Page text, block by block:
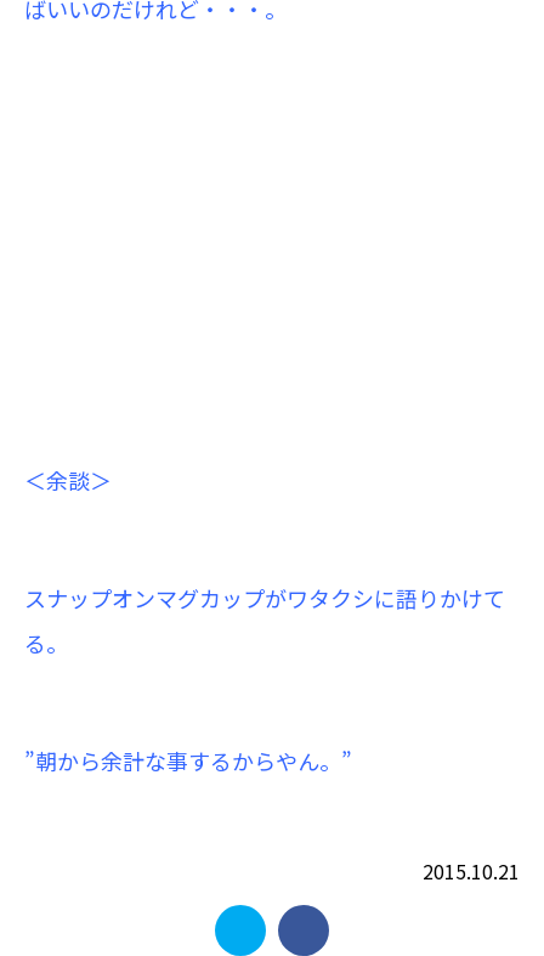
ばいいのだけれど・・・。
＜余談＞
スナップオンマグカップがワタクシに語りかけて
る。
”朝から余計な事するからやん。”
2015.10.21